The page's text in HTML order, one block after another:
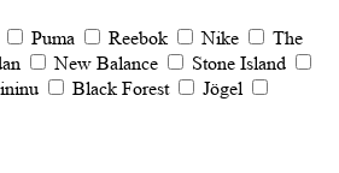
Puma Reebok Nike
The
New Balance
Stone Island
Black Forest
Jögel